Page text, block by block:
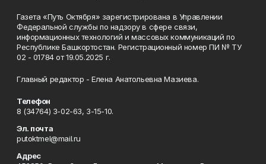
Газета «Путь Октября» зарегистрирована в Управлении
Федеральной службы по надзору в сфере связи,
информационных технологий и массовых коммуникаций по
Республике Башкортостан. Регистрационный номер ПИ № ТУ
02 - 01784 от 19.05.2025 г.
Главный редактор - Елена Анатольевна Мазиева.
Телефон
8 (34764) 3-02-63, 3-15-10.
Эл. почта
putoktmel@mail.ru
Адрес